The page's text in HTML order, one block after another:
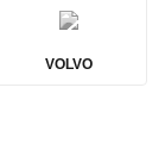
VOLVO